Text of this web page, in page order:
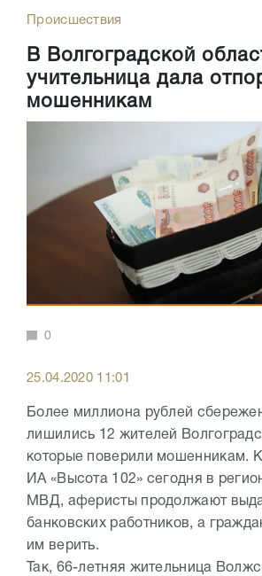
Происшествия
В Волгоградской
учительница дала
мошенникам
0
25.04.2020 11:01
Более миллиона рублей
лишились 12 жителей
которые поверили мошенникам.
ИА «Высота 102» сегодня в
МВД, аферисты продолжают
банковских работников, а
им верить.
Так, 66-летняя жительница